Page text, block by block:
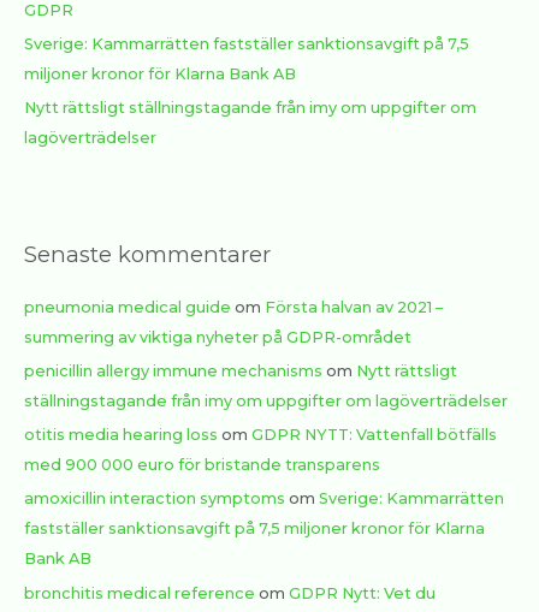
GDPR
Sverige: Kammarrätten fastställer sanktionsavgift på 7,5
miljoner kronor för Klarna Bank AB
Nytt rättsligt ställningstagande från imy om uppgifter om
lagöverträdelser
Senaste kommentarer
pneumonia medical guide om Första halvan av 2021 –
summering av viktiga nyheter på GDPR-området
penicillin allergy immune mechanisms om Nytt rättsligt
ställningstagande från imy om uppgifter om lagöverträdelser
otitis media hearing loss om GDPR NYTT: Vattenfall bötfälls
med 900 000 euro för bristande transparens
amoxicillin interaction symptoms om Sverige: Kammarrätten
fastställer sanktionsavgift på 7,5 miljoner kronor för Klarna
Bank AB
bronchitis medical reference om GDPR Nytt: Vet du